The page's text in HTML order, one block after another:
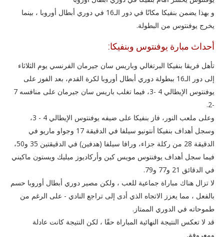
و بهذا يضمن بنفيكا مكانًا في دور الـ16 في دوري أبطال أوروبا ، بينما
يخرج يوفنتوس من البطولة.
أحداث مبارة يوفنتوس وبنفيكا:
تأهل فريقا بنفيكا البرتغالي وباريس سان جيرمان الفرنسي يوم الثلاثاء
إلى دور الـ16 ببطولة دوري أبطال أوروبا لكرة القدم، بعد الفوز على
يوفنتوس الإيطالي 4 -3، فيما تغلب باريس سان جيرمان على منافسه 7
-2.
وعلى ملعب النور، فاز بنفيكا على ضيفه يوفنتوس الإيطالي 4 - 3،
وسجل أهداف بنفيكا أنتونيو سيلفا في الدقيقة 17 وجواو ماريو في
الدقيقة 28 من ركلة جزاء، ورافا سيلفا (هدفين) في الدقيقتين 35 و50،
فيما سجل أهداف يوفنتوس مويس كين وأركاديوز ميليك ويستون ماكيني
في الدقائق 21 و77 و79.
لا تزال هناك مباراة جماعية للعب ، ولكن مصير دوري أبطال أوروبا حسم
بالفعل ، مما يعزز الاتجاه الذي أدى إلى تراجع النادي - على الرغم من
طموحاته في الدوري الممتاز.
قد لا تعكس النتيجة النهائية المباراة حقًا ، لكن النتيجة كانت عادلة
ومعروفة.